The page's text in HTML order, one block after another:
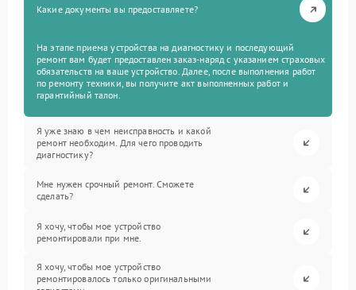
Какие документы вы предоставляете?
На этапе приема устройства на диагностику и последующий
ремонт вам будет предоставлен заказ-наряд с указанием страховых
обязательств на ваше устройство. Далее, после выполнения работ
по ремонту техники, вы получите акт выполненных работ и
гарантийный талон.
Я уже знаю в чем неисправность и какой
ремонт необходим. Для чего проводить
диагностику?
Мне нужен срочный ремонт. Сможете
сделать?
Я хочу, чтобы мое устройство
ремонтировали при мне.
Я хочу, чтобы мое устройство
ремонтировалось только оригинальными